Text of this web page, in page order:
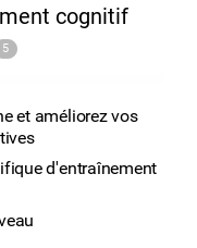
cognitif
5
et améliorez vos
d'entraînement